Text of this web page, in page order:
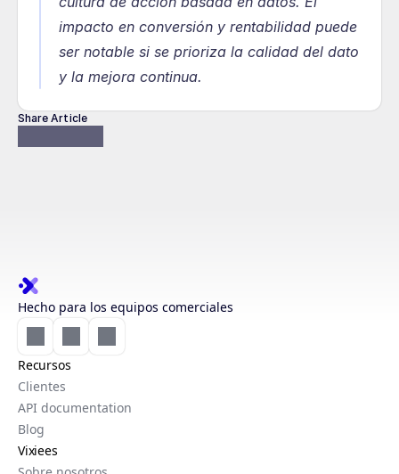
impacto en conversión y rentabilidad puede
ser notable si se prioriza la calidad del dato
y la mejora continua.
Share Article
Hecho para los equipos comerciales
Recursos
Clientes
API documentation
Blog
Vixiees